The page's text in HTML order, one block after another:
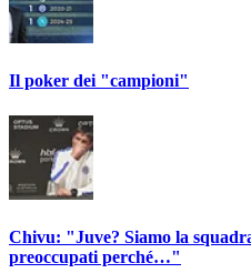
Il poker dei "campioni"
Chivu: "Juve? Siamo la
preoccupati perché…"